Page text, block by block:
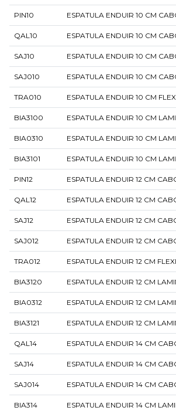
PIN10 ESPATULA ENDUIR 10 CM
QAL10 ESPATULA ENDUIR 10 CM
SAJ10 ESPATULA ENDUIR 10 CM
SAJ010 ESPATULA ENDUIR 10 CM
TRA010 ESPATULA ENDUIR 10 CM
BIA3100 ESPATULA ENDUIR 10 CM
BIA0310 ESPATULA ENDUIR 10 CM
BIA3101 ESPATULA ENDUIR 10 CM
PIN12 ESPATULA ENDUIR 12 CM
QAL12 ESPATULA ENDUIR 12 CM
SAJ12 ESPATULA ENDUIR 12 CM
SAJ012 ESPATULA ENDUIR 12 CM
TRA012 ESPATULA ENDUIR 12 CM
BIA3120 ESPATULA ENDUIR 12 CM
BIA0312 ESPATULA ENDUIR 12 CM
BIA3121 ESPATULA ENDUIR 12 CM
QAL14 ESPATULA ENDUIR 14 CM
SAJ14 ESPATULA ENDUIR 14 CM
SAJ014 ESPATULA ENDUIR 14 CM
BIA314 ESPATULA ENDUIR 14 CM